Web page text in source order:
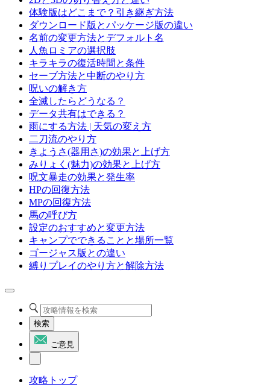
体験版はどこまで？引き継ぎ方法
ダウンロード版とパッケージ版の違い
名前の変更方法とデフォルト名
人魚ロミアの選択肢
キラキラの復活時間と条件
セーブ方法と中断のやり方
呪いの解き方
全滅したらどうなる？
データ共有はできる？
雨にする方法 | 天気の変え方
二刀流のやり方
きようさ(器用さ)の効果と上げ方
みりょく(魅力)の効果と上げ方
呪文暴走の効果と発生率
HPの回復方法
MPの回復方法
馬の呼び方
設定のおすすめと変更方法
キャンプでできることと場所一覧
ゴージャス版との違い
縛りプレイのやり方と解除方法
検索
ご意見
攻略トップ